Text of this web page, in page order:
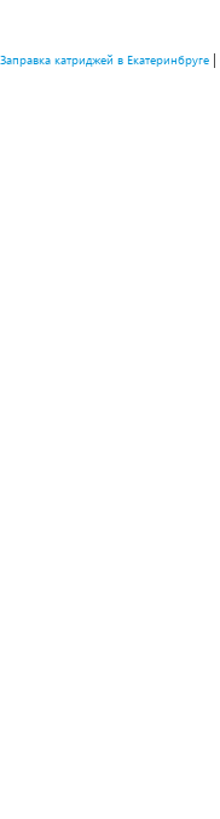
Заправка катриджей в Екатеринбруге |